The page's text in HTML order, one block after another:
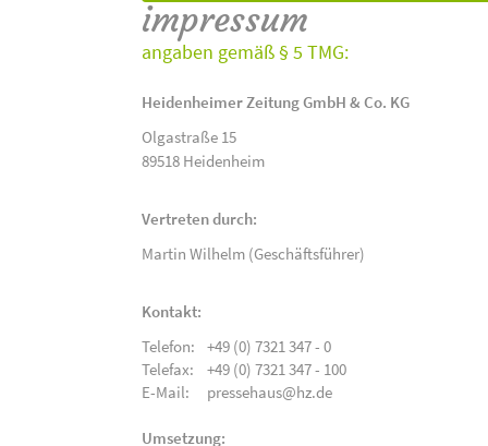
impressum
angaben gemäß § 5 TMG:
Heidenheimer Zeitung GmbH & Co. KG
Olgastraße 15
89518 Heidenheim
Vertreten durch:
Martin Wilhelm (Geschäftsführer)
Kontakt:
Telefon:
+49 (0) 7321 347 - 0
Telefax:
+49 (0) 7321 347 - 100
E-Mail:
pressehaus@hz.de
Umsetzung: